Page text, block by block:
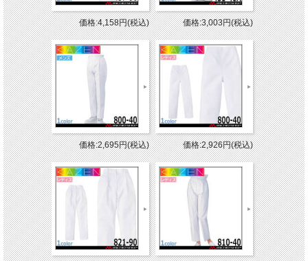
価格:4,158円(税込) 価格:3,003円(税込)
価格:2,695円(税込) 価格:2,926円(税込)